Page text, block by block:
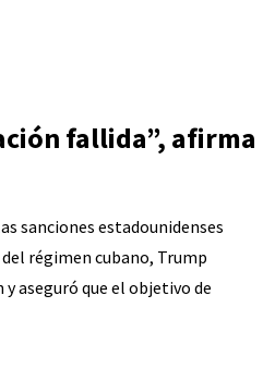
fallida”, afirma
sanciones estadounidenses
régimen cubano, Trump
aseguró que el objetivo de